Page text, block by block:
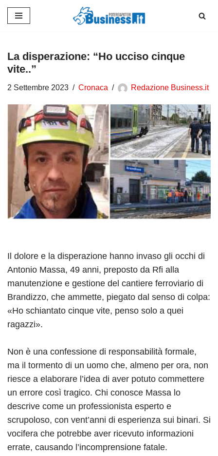
contenuto
La disperazione: “Ho ucciso cinque
vite..”
2 Settembre 2023 Cronaca Redazione Business.it
Il dolore e la disperazione hanno invaso gli occhi di
Antonio Massa, 49 anni, preposto da Rfi alla
manutenzione e gestione del cantiere ferroviario di
Brandizzo, che ammette, piegato dal senso di colpa:
«Ho schiantato cinque vite, penso solo a quei
ragazzi».
Non è una confessione di responsabilità formale,
ma il tormento di un uomo che, almeno per ora, non
riesce a elaborare l’idea di aver potuto commettere
un errore così tragico. Chi conosce Massa lo
descrive come un professionista esperto e
scrupoloso, con vent’anni di esperienza sui binari. Si
vocifera che potrebbe aver ricevuto informazioni
errate, causando l’incomprensione fatale.